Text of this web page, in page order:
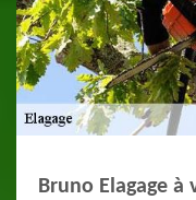
Bruno Elagage à